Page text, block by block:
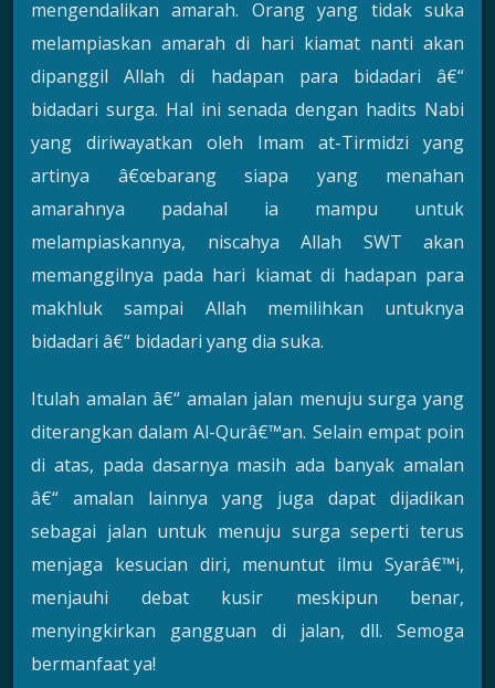
mengendalikan amarah. Orang yang tidak suka
melampiaskan amarah di hari kiamat nanti akan
dipanggil Allah di hadapan para bidadari â€“
bidadari surga. Hal ini senada dengan hadits Nabi
yang diriwayatkan oleh Imam at-Tirmidzi yang
artinya â€œbarang siapa yang menahan
amarahnya padahal ia mampu untuk
melampiaskannya, niscahya Allah SWT akan
memanggilnya pada hari kiamat di hadapan para
makhluk sampai Allah memilihkan untuknya
bidadari â€“ bidadari yang dia suka.
Itulah amalan â€“ amalan jalan menuju surga yang
diterangkan dalam Al-Qurâ€™an. Selain empat poin
di atas, pada dasarnya masih ada banyak amalan
â€“ amalan lainnya yang juga dapat dijadikan
sebagai jalan untuk menuju surga seperti terus
menjaga kesucian diri, menuntut ilmu Syarâ€™i,
menjauhi debat kusir meskipun benar,
menyingkirkan gangguan di jalan, dll. Semoga
bermanfaat ya!